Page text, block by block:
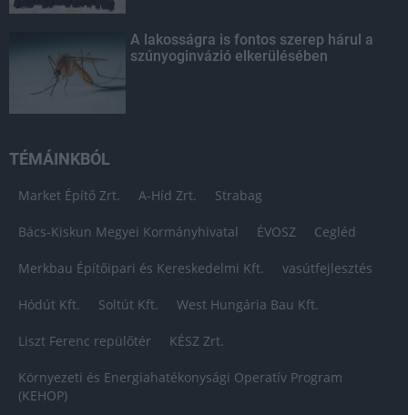
A lakosságra is fontos szerep hárul a
szúnyoginvázió elkerülésében
TÉMÁINKBÓL
Market Építő Zrt. A-Híd Zrt. Strabag
Bács-Kiskun Megyei Kormányhivatal ÉVOSZ Cegléd
Merkbau Építőipari és Kereskedelmi Kft. vasútfejlesztés
Hódút Kft. Soltút Kft. West Hungária Bau Kft.
Liszt Ferenc repülőtér KÉSZ Zrt.
Környezeti és Energiahatékonysági Operatív Program
(KEHOP)